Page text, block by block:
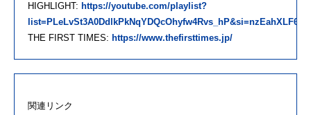
HIGHLIGHT: https://youtube.com/playlist?
THE FIRST TIMES: https://www.thefirsttimes.jp/
関連リンク